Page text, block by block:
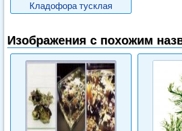
Кладофора тусклая
Изображения с похожим